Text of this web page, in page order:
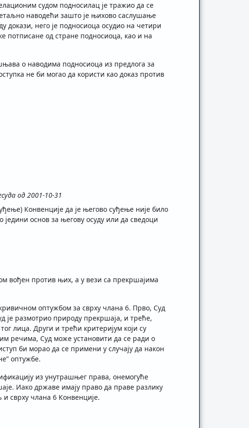
судом подносилац је тражио да се
наводећи зашто је њихово саслушање
него је подносиоца осудио на четири
потписане од стране подносиоца, као и на
о наводима подносиоца из предлога за
не би могао да користи као доказ против
од 2001-10-31
Конвенције да је његово суђење није било
основ за његову осуду или да сведоци
вођен против њих, а у вези са прекршајима
оптужбом за сврху члана 6. Прво, Суд
је размотрио природу прекршаја, и треће,
лица. Други и трећи критеријум који су
речима, Суд може установити да се ради о
би морао да се примени у случају да након
оптужбе.
из унутрашњег права, онемогуће
Иако државе имају право да праве разлику
сврху члана 6 Конвенције.